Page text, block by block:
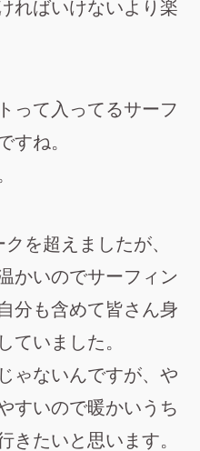
ればいけないより楽
って入ってるサーフ
すね。
を超えましたが、
かいのでサーフィン
分も含めて皆さん身
ていました。
ゃないんですが、や
すいので暖かいうち
きたいと思います。